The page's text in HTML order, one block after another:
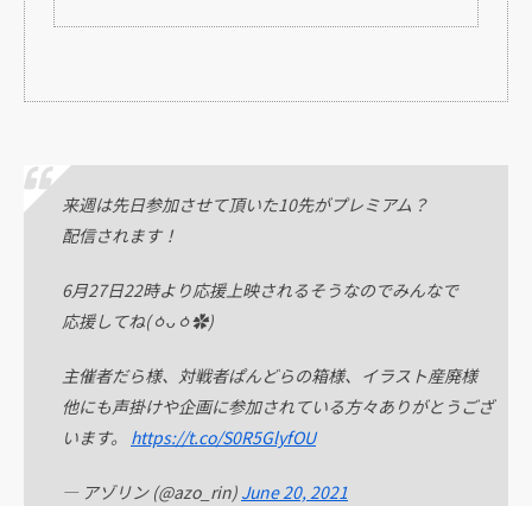
来週は先日参加させて頂いた10先がプレミアム？
配信されます！
6月27日22時より応援上映されるそうなのでみんなで
応援してね(ㆁᴗㆁ✿)
主催者だら様、対戦者ぱんどらの箱様、イラスト産廃様
他にも声掛けや企画に参加されている方々ありがとうござ
います。 https://t.co/S0R5GlyfOU
— アゾリン (@azo_rin) June 20, 2021